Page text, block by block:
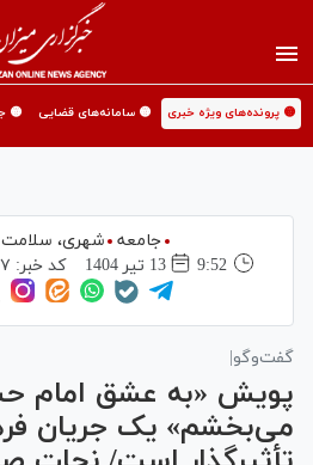
🟡 پرونده‌های ویژه خبری 🟡 سامانه‌های قضایی 🟡
جامعه
شهری،‌ سلامت
9:52
13 تير 1404 کد خبر:
گفت‌و‌گو|
پویش «به عشق امام
می‌بخشم» یک جریان